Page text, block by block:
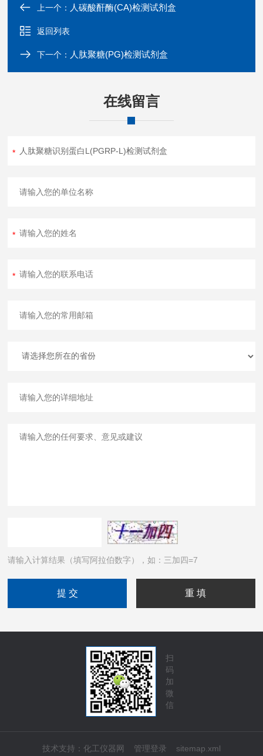
上一个： 人碳酸酐酶(CA)检测试剂盒
返回列表
下一个： 人肽聚糖(PG)检测试剂盒
在线留言
请输入计算结果（填写阿拉伯数字），如：三加四=7
扫
码
加
微
信
技术支持： 化工仪器网 管理登录 sitemap.xml